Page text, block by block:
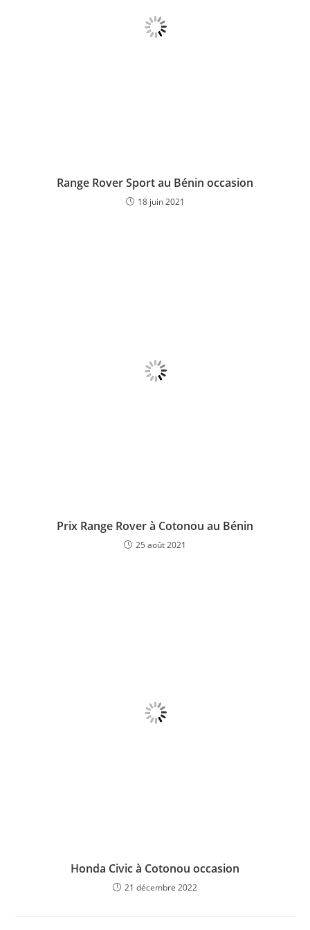
Range Rover Sport au Bénin occasion
18 juin 2021
Prix Range Rover à Cotonou au Bénin
25 août 2021
Honda Civic à Cotonou occasion
21 décembre 2022